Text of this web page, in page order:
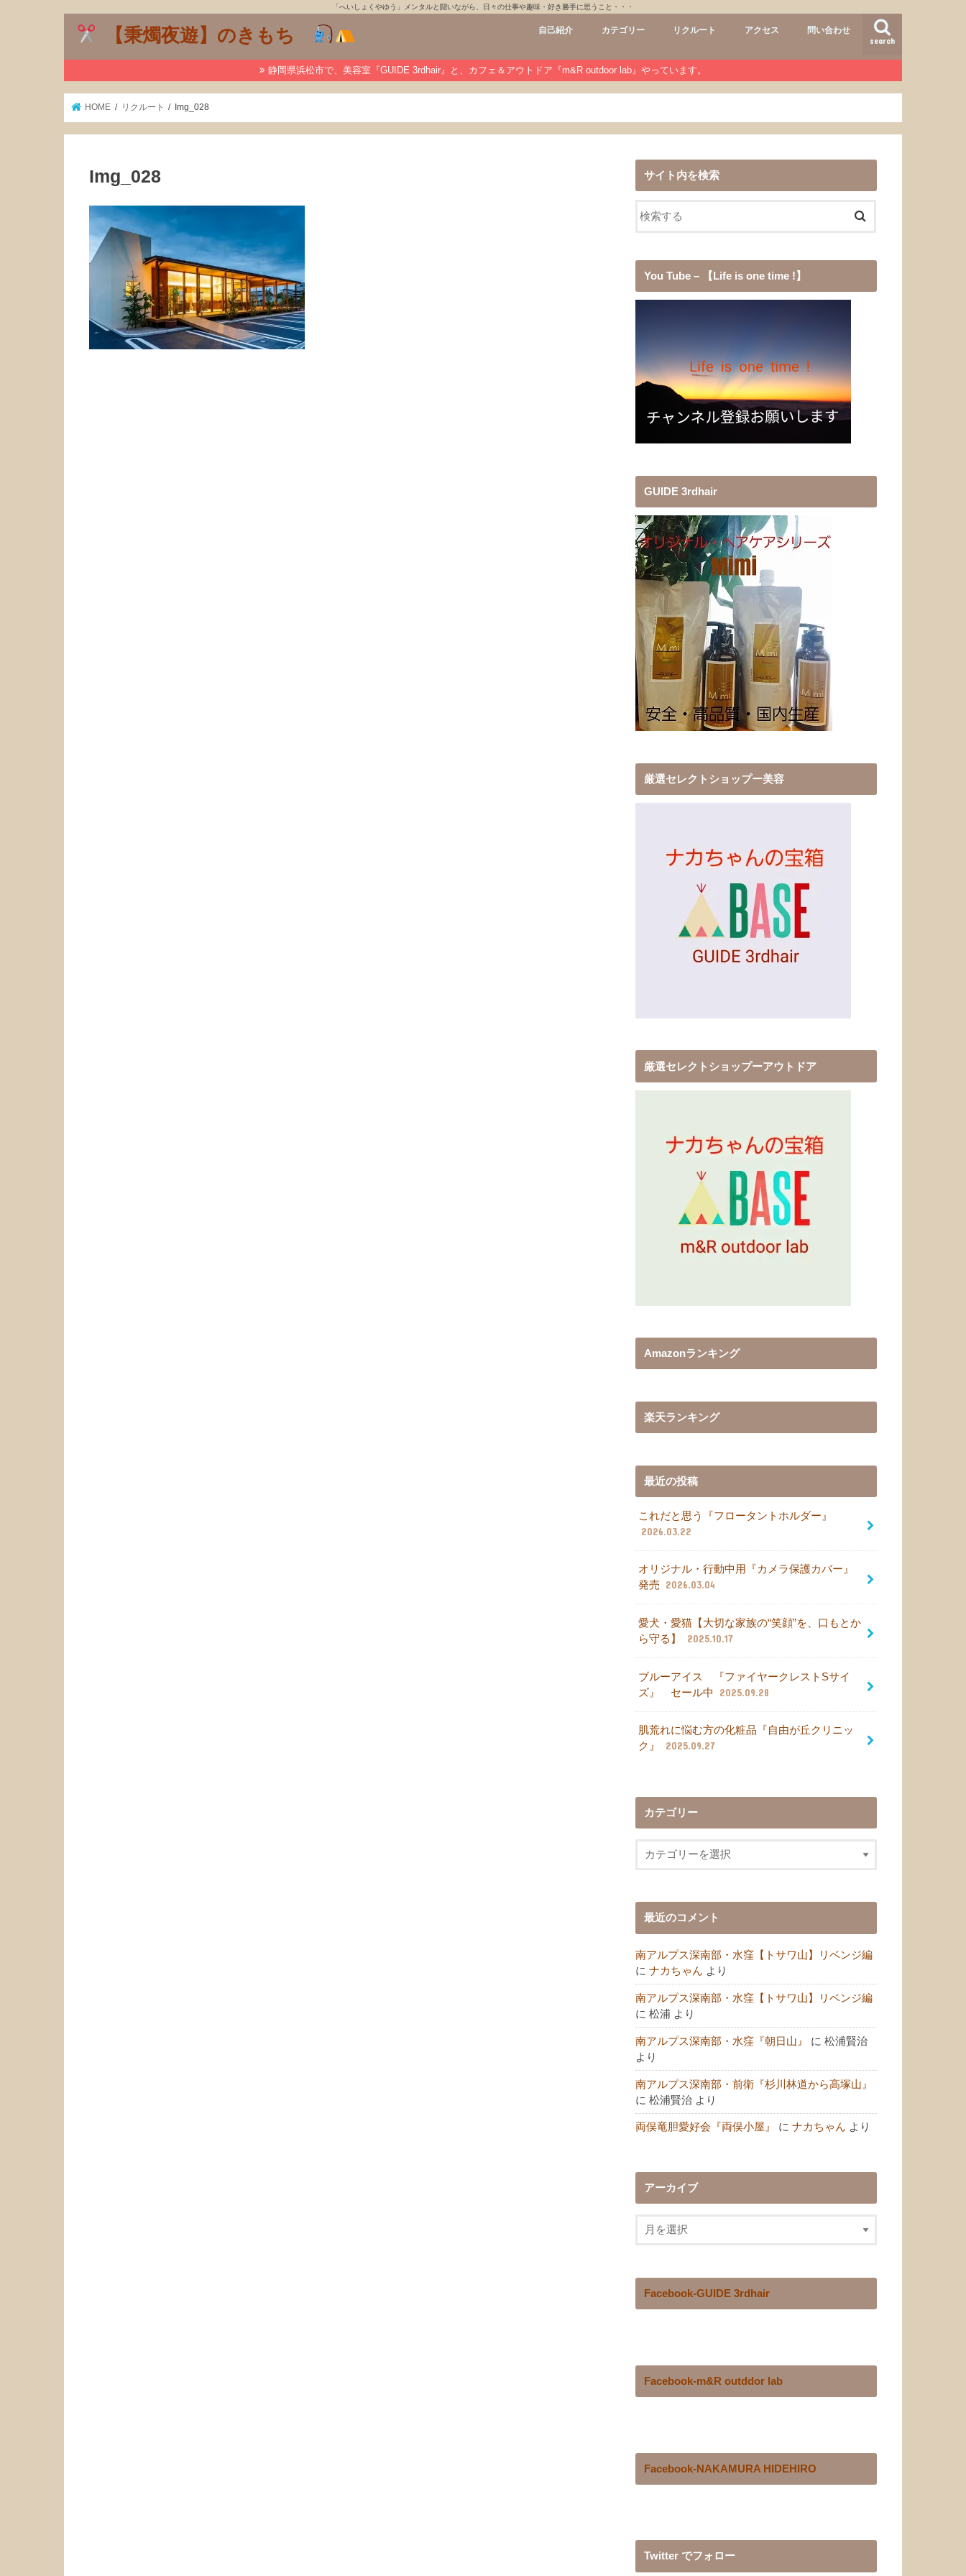
「へいしょくやゆう」メンタルと闘いながら、日々の仕事や趣味・好き勝手に思うこと・・・
【秉燭夜遊】のきもち search
自己紹介 カテゴリー
GUIDE 3rdhair おすすめメニュー
ヘアースタイル
商品
m&R outdoor lab ワンコ
道具
private 愛犬チョコ
渓流釣り
登山
未分類
リクルート アクセス 問い合わせ
静岡県浜松市で、美容室『GUIDE 3rdhair』と、カフェ＆アウトドア『m&R outdoor lab』やっています。
HOME リクルート Img_028
Img_028 サイト内を検索
You Tube – 【Life is one time !】
GUIDE 3rdhair
厳選セレクトショップー美容
厳選セレクトショップーアウトドア
Amazonランキング
楽天ランキング
最近の投稿
これだと思う『フロータントホルダー』
2026.03.22
オリジナル・行動中用『カメラ保護カバー』
発売
2026.03.04
愛犬・愛猫【大切な家族の“笑顔”を、口もとか
ら守る】
2025.10.17
ブルーアイス 『ファイヤークレストSサイ
ズ』 セール中
2025.09.28
肌荒れに悩む方の化粧品『自由が丘クリニッ
ク』
2025.09.27
カテゴリー
最近のコメント
南アルプス深南部・水窪【トサワ山】リベンジ編
に ナカちゃん より
南アルプス深南部・水窪【トサワ山】リベンジ編
に 松浦 より
南アルプス深南部・水窪『朝日山』 に 松浦賢治
より
南アルプス深南部・前衛『杉川林道から高塚山』
に 松浦賢治 より
両俣竜胆愛好会『両俣小屋』 に ナカちゃん より
アーカイブ
Facebook-GUIDE 3rdhair
Facebook-m&R outddor lab
Facebook-NAKAMURA HIDEHIRO
Twitter でフォロー